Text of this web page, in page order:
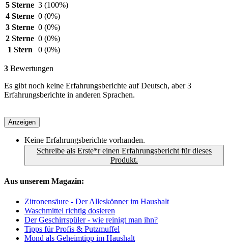
5 Sterne 3 (100%)
4 Sterne 0 (0%)
3 Sterne 0 (0%)
2 Sterne 0 (0%)
1 Stern
0 (0%)
3 Bewertungen
Es gibt noch keine Erfahrungsberichte auf Deutsch, aber 3
Erfahrungsberichte in anderen Sprachen.
Anzeigen
Keine Erfahrungsberichte vorhanden.
Schreibe als Erste*r einen Erfahrungsbericht für dieses
Produkt.
Aus unserem Magazin:
Zitronensäure - Der Alleskönner im Haushalt
Waschmittel richtig dosieren
Der Geschirrspüler - wie reinigt man ihn?
Tipps für Profis & Putzmuffel
Mond als Geheimtipp im Haushalt